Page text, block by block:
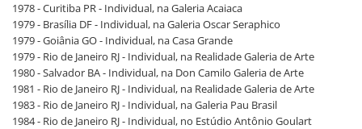
1978 - Curitiba PR - Individual, na Galeria Acaiaca
1979 - Brasília DF - Individual, na Galeria Oscar Seraphico
1979 - Goiânia GO - Individual, na Casa Grande
1979 - Rio de Janeiro RJ - Individual, na Realidade Galeria de Arte
1980 - Salvador BA - Individual, na Don Camilo Galeria de Arte
1981 - Rio de Janeiro RJ - Individual, na Realidade Galeria de Arte
1983 - Rio de Janeiro RJ - Individual, na Galeria Pau Brasil
1984 - Rio de Janeiro RJ - Individual, no Estúdio Antônio Goulart